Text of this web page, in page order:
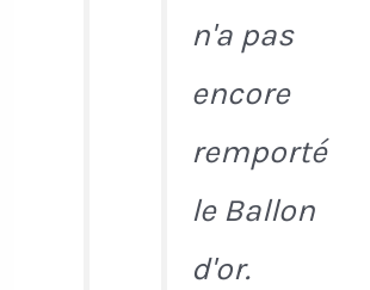
n'a pas
encore
remporté
le Ballon
d'or.